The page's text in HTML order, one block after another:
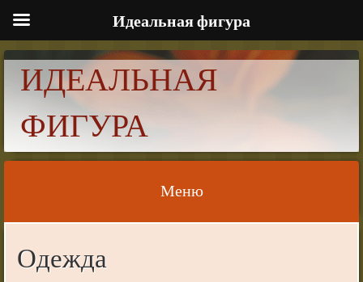
ИДЕАЛЬНАЯ
ФИГУРА
Меню
Одежда
Идеальная фигура